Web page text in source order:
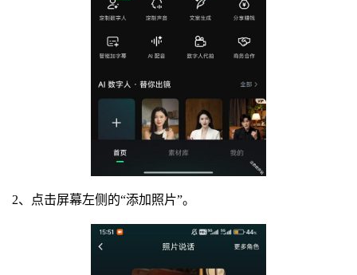
2、点击屏幕左侧的“添加照片”。